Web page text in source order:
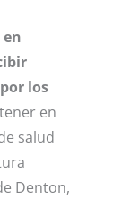
los
en
salud
Denton,